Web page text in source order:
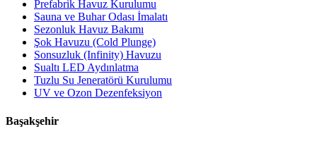
Prefabrik Havuz Kurulumu
Sauna ve Buhar Odası İmalatı
Sezonluk Havuz Bakımı
Şok Havuzu (Cold Plunge)
Sonsuzluk (Infinity) Havuzu
Sualtı LED Aydınlatma
Tuzlu Su Jeneratörü Kurulumu
UV ve Ozon Dezenfeksiyon
Başakşehir